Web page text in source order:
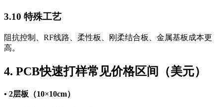
3.10 特殊工艺
阻抗控制、RF线路、柔性板、刚柔结合板、金属基板成本更
高。
4. PCB快速打样常见价格区间（美元）
• 2层板（10×10cm）